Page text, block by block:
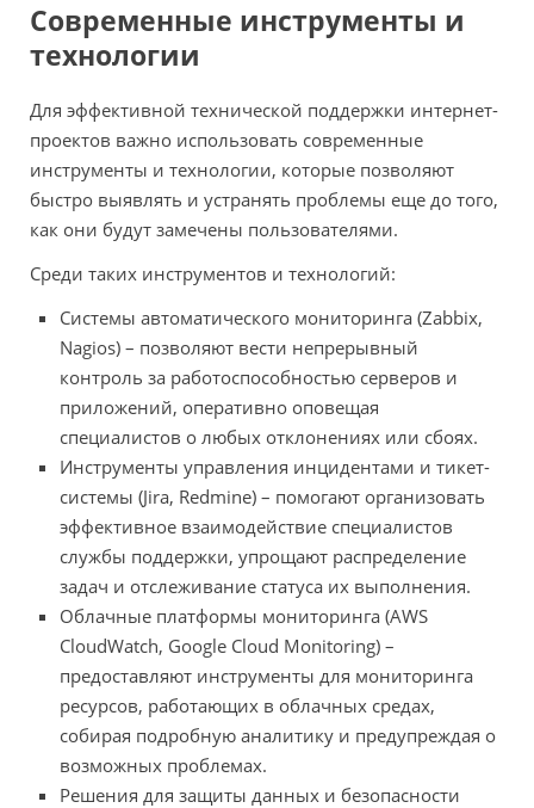
Современные инструменты и
технологии
Для эффективной технической поддержки интернет-
проектов важно использовать современные
инструменты и технологии, которые позволяют
быстро выявлять и устранять проблемы еще до того,
как они будут замечены пользователями.
Среди таких инструментов и технологий:
Системы автоматического мониторинга (Zabbix,
Nagios) – позволяют вести непрерывный
контроль за работоспособностью серверов и
приложений, оперативно оповещая
специалистов о любых отклонениях или сбоях.
Инструменты управления инцидентами и тикет-
системы (Jira, Redmine) – помогают организовать
эффективное взаимодействие специалистов
службы поддержки, упрощают распределение
задач и отслеживание статуса их выполнения.
Облачные платформы мониторинга (AWS
CloudWatch, Google Cloud Monitoring) –
предоставляют инструменты для мониторинга
ресурсов, работающих в облачных средах,
собирая подробную аналитику и предупреждая о
возможных проблемах.
Решения для защиты данных и безопасности